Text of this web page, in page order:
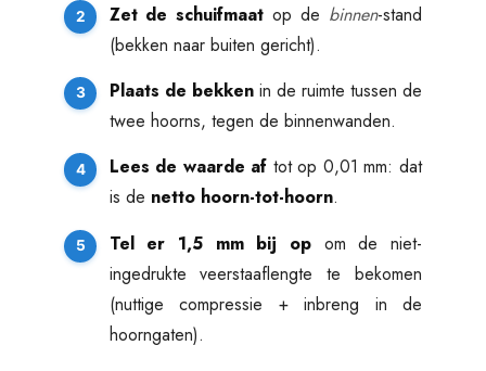
Zet de schuifmaat op de binnen-stand
(bekken naar buiten gericht).
Plaats de bekkenin de ruimte tussen de
twee hoorns, tegen de binnenwanden.
Lees de waarde af tot op 0,01 mm: dat
is de netto hoorn-tot-hoorn.
Tel er 1,5 mm bij opom de niet-
ingedrukte veerstaaflengte te bekomen
(nuttige compressie + inbreng in de
hoorngaten).